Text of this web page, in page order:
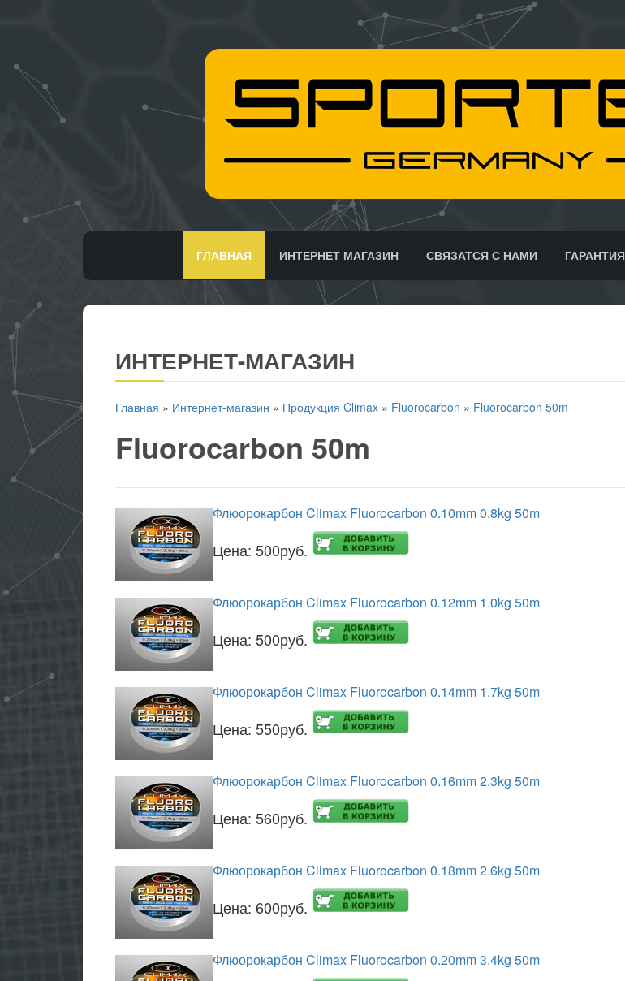
ГЛАВНАЯ ИНТЕРНЕТ МАГАЗИН СВЯЗАТСЯ С НАМИ ГАРАНТИЯ
ИНТЕРНЕТ-МАГАЗИН
Главная » Интернет-магазин » Продукция Climax » Fluorocarbon » Fluorocarbon 50m
Fluorocarbon 50m
Флюорокарбон Climax Fluorocarbon 0.10mm 0.8kg 50m
Цена: 500руб.
Флюорокарбон Climax Fluorocarbon 0.12mm 1.0kg 50m
Цена: 500руб.
Флюорокарбон Climax Fluorocarbon 0.14mm 1.7kg 50m
Цена: 550руб.
Флюорокарбон Climax Fluorocarbon 0.16mm 2.3kg 50m
Цена: 560руб.
Флюорокарбон Climax Fluorocarbon 0.18mm 2.6kg 50m
Цена: 600руб.
Флюорокарбон Climax Fluorocarbon 0.20mm 3.4kg 50m